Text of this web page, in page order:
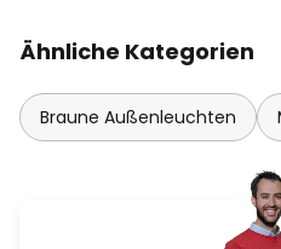
Ähnliche Kategorien
Braune Außenleuchten